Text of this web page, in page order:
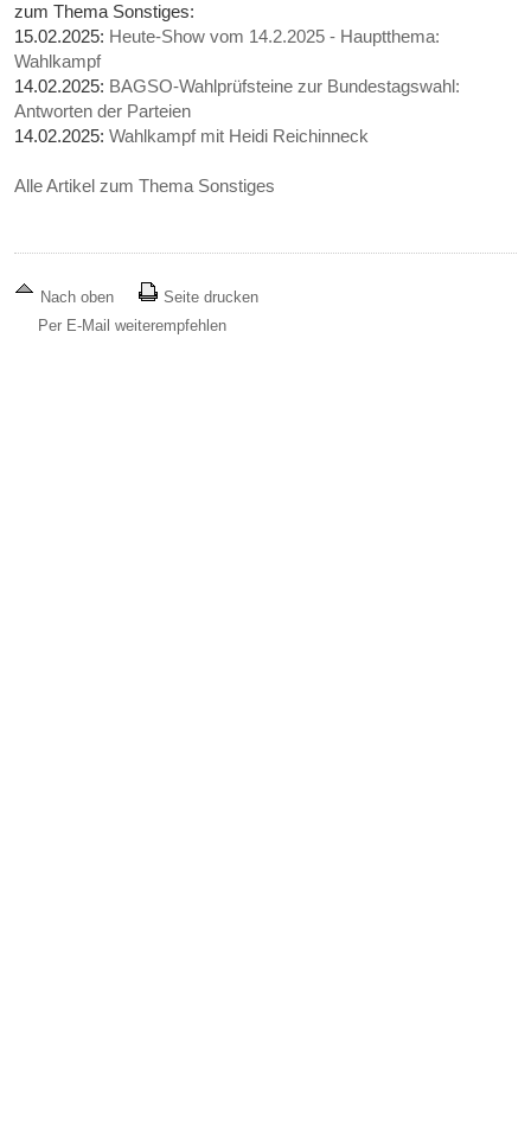
zum Thema Sonstiges:
15.02.2025: Heute-Show vom 14.2.2025 - Hauptthema:
Wahlkampf
14.02.2025: BAGSO-Wahlprüfsteine zur Bundestagswahl:
Antworten der Parteien
14.02.2025:Wahlkampf mit Heidi Reichinneck
Alle Artikel zum Thema Sonstiges
Nach oben
Seite drucken
Per E-Mail weiterempfehlen